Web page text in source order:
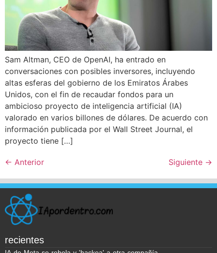
Sam Altman, CEO de OpenAI, ha entrado en
conversaciones con posibles inversores, incluyendo
altas esferas del gobierno de los Emiratos Árabes
Unidos, con el fin de recaudar fondos para un
ambicioso proyecto de inteligencia artificial (IA)
valorado en varios billones de dólares. De acuerdo con
información publicada por el Wall Street Journal, el
proyecto tiene […]
← Anterior Siguiente →
recientes